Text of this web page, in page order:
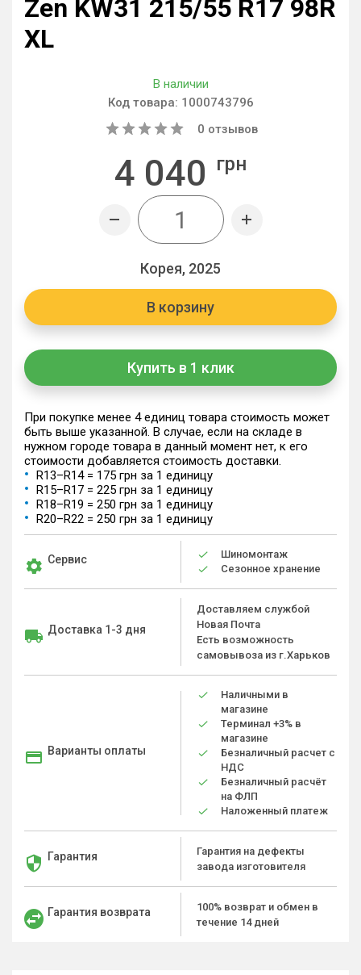
Zen KW31 215/55 R17 98R
XL
В наличии
Код товара: 1000743796
0 отзывов
4 040 грн
Корея, 2025
В корзину
Купить в 1 клик
При покупке менее 4 единиц товара стоимость может
быть выше указанной. В случае, если на складе в
нужном городе товара в данный момент нет, к его
стоимости добавляется стоимость доставки.
R13–R14 = 175 грн за 1 единицу
R15–R17 = 225 грн за 1 единицу
R18–R19 = 250 грн за 1 единицу
R20–R22 = 250 грн за 1 единицу
Сервис
Шиномонтаж
Сезонное хранение
Доставка 1-3 дня
Доставляем службой
Новая Почта
Есть возможность
самовывоза из г.Харьков
Варианты оплаты
Наличными в
магазине
Терминал +3% в
магазине
Безналичный расчет с
НДС
Безналичный расчёт
на ФЛП
Наложенный платеж
Гарантия
Гарантия на дефекты
завода изготовителя
Гарантия возврата
100% возврат и обмен в
течение 14 дней